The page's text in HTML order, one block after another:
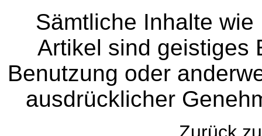
Sämtliche Inhalte
Artikel sind geistiges
Benutzung oder
ausdrücklicher